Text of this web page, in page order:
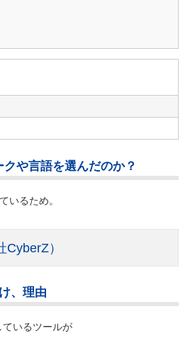
や言語を選んだのか？
いるため。
CyberZ）
、理由
いるツールが